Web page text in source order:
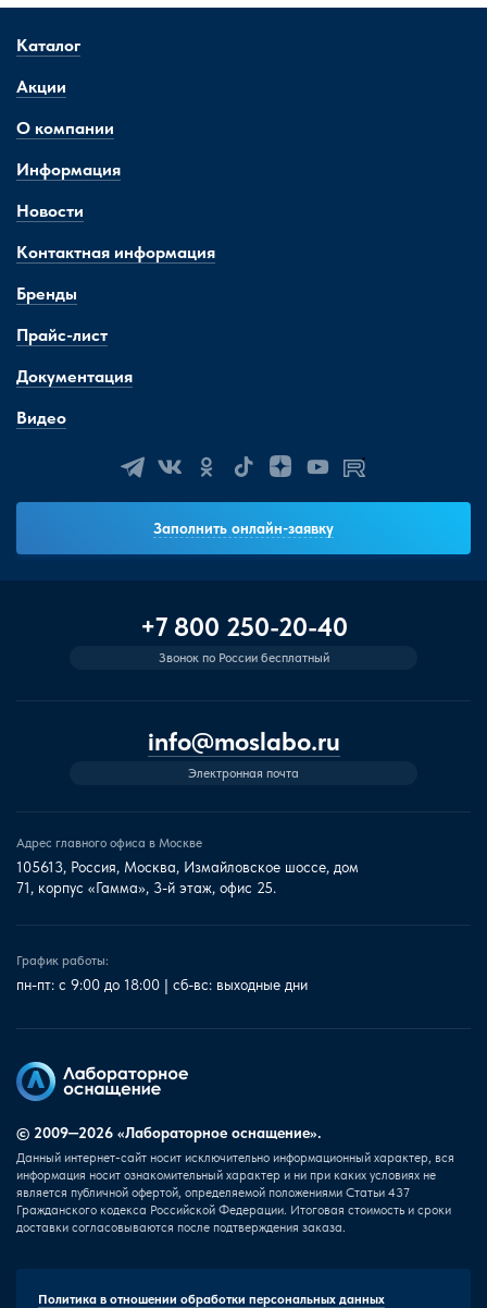
Каталог
Акции
О компании
Информация
Новости
Контактная информация
Бренды
Прайс-лист
Документация
Видео
Заполнить онлайн-заявку
+7 800 250-20-40
Звонок по России бесплатный
info@moslabo.ru
Электронная почта
Адрес главного офиса в Москве
105613, Россия, Москва, Измайловское шоссе, дом
71, корпус «Гамма», 3-й этаж, офис 25.
График работы:
пн-пт: с 9:00 до 18:00 | сб-вс: выходные дни
© 2009—2026 «Лабораторное оснащение».
Данный интернет-сайт носит исключительно информационный характер, вся
информация носит ознакомительный характер и ни при каких условиях не
является публичной офертой, определяемой положениями Статьи 437
Гражданского кодекса Российской Федерации. Итоговая стоимость и сроки
доставки согласовываются после подтверждения заказа.
Политика в отношении обработки персональных данных